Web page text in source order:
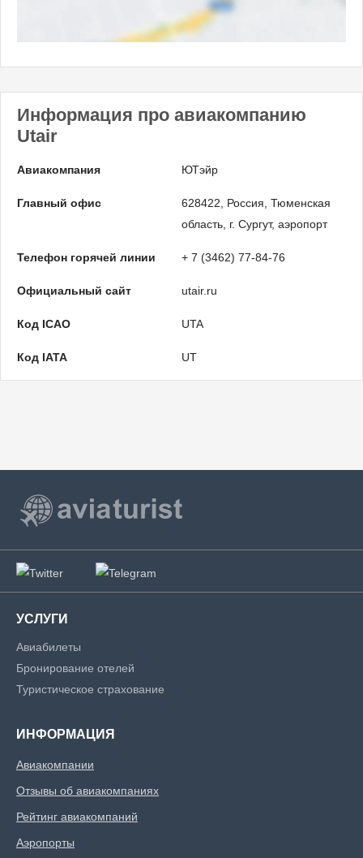
Информация про авиакомпанию
Utair
Авиакомпания ЮТэйр
Главный офис
628422, Россия, Тюменская
область, г. Сургут, аэропорт
Телефон горячей линии + 7 (3462) 77-84-76
Официальный сайт utair.ru
Код ICAO UTA
Код IATA UT
УСЛУГИ
Авиабилеты
Бронирование отелей
Туристическое страхование
ИНФОРМАЦИЯ
Авиакомпании
Отзывы об авиакомпаниях
Рейтинг авиакомпаний
Аэропорты